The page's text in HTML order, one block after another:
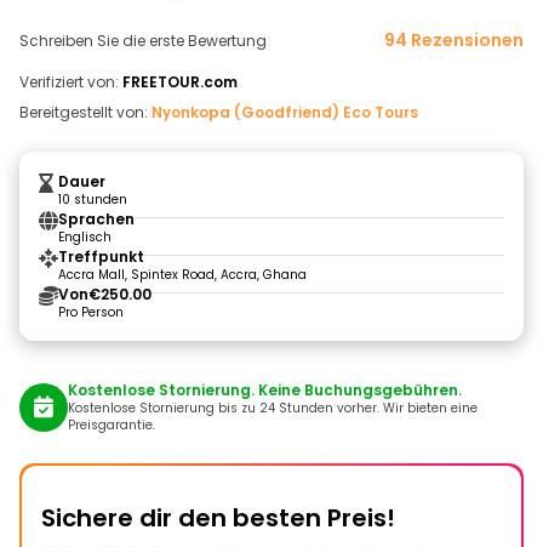
Schreiben Sie die erste Bewertung 94 Rezensionen
Verifiziert von: FREETOUR.com
Bereitgestellt von: Nyonkopa (Goodfriend) Eco Tours
Dauer
10 stunden
Sprachen
Englisch
Treffpunkt
Accra Mall, Spintex Road, Accra, Ghana
Von€250.00
Pro Person
Kostenlose Stornierung. Keine Buchungsgebühren.
Kostenlose Stornierung bis zu 24 Stunden vorher. Wir bieten eine
Preisgarantie.
Sichere dir den besten Preis!